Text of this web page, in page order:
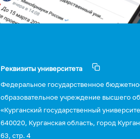
Реквизиты университета
Федеральное государственное
образовательное учреждение высшего
«Курганский государственный
640020, Курганская область, город
63, стр. 4